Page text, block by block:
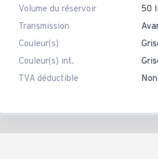
Volume du réservoir
50
Transmission
Couleur(s)
Couleur(s) int.
TVA déductible
Non